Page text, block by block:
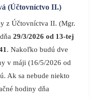
(Účtovníctvo II.)
z Účtovníctva II. (Mgr.
dňa29/3/2026 od 13-tej
. Nakoľko budú dve
v máji (16/5/2026 od
Ak sa nebude niekto
hodiny dňa